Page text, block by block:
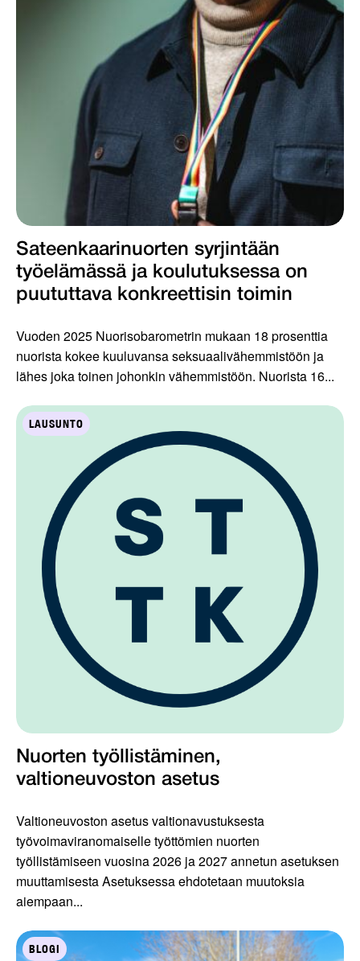
Sateenkaarinuorten syrjintään
työelämässä ja koulutuksessa on
puututtava konkreettisin toimin
Vuoden 2025 Nuorisobarometrin mukaan 18 prosenttia
nuorista kokee kuuluvansa seksuaalivähemmistöön ja
lähes joka toinen johonkin vähemmistöön. Nuorista 16...
LAUSUNTO
Nuorten työllistäminen,
valtioneuvoston asetus
Valtioneuvoston asetus valtionavustuksesta
työvoimaviranomaiselle työttömien nuorten
työllistämiseen vuosina 2026 ja 2027 annetun asetuksen
muuttamisesta Asetuksessa ehdotetaan muutoksia
aiempaan...
BLOGI